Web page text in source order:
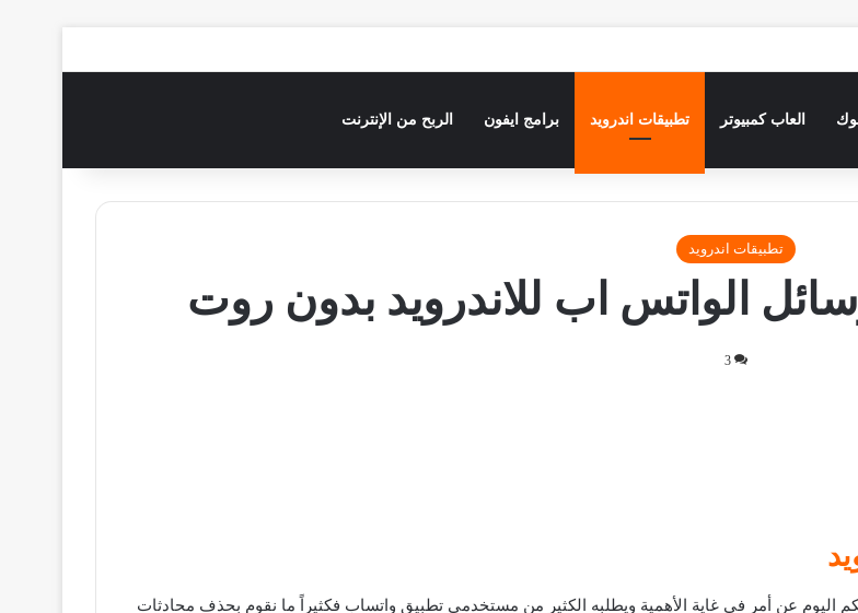
العاب كمبيوتر تطبيقات اندرويد برامج ايفون الربح من الإنترنت
تطبيقات اندرويد
الواتس اب للاندرويد بدون روت
3
عن أمر في غاية الأهمية ويطلبه الكثير من مستخدمي تطبيق واتساب فكثيراً ما نقوم بحذف محادثات